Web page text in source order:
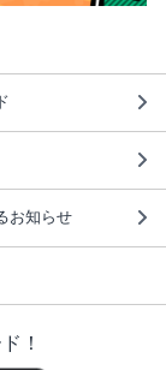
お知らせ
！